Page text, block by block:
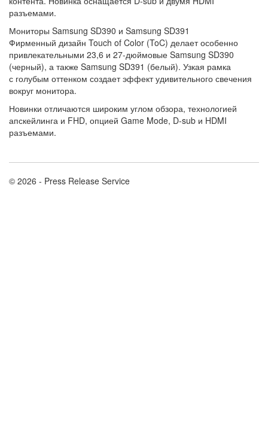
разъемами.
Мониторы Samsung SD390 и Samsung SD391
Фирменный дизайн Touch of Color (ToC) делает особенно
привлекательными 23,6 и 27-дюймовые Samsung SD390
(черный), а также Samsung SD391 (белый). Узкая рамка
с голубым оттенком создает эффект удивительного свечения
вокруг монитора.
Новинки отличаются широким углом обзора, технологией
апскейлинга и FHD, опцией Game Mode, D-sub и HDMI
разъемами.
© 2026 - Press Release Service